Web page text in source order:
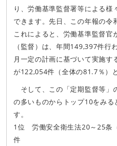
り、労働基準監督署等による様
できます。先日、この年報の令
これによると、労働基準監督官
（監督）は、年間149,397件行
月一定の計画に基づいて実施す
が122,054件（全体の81.7％）
そして、この「定期監督等」
の多いものからトップ10をみる
す。
1位 労働安全衛生法20～
件